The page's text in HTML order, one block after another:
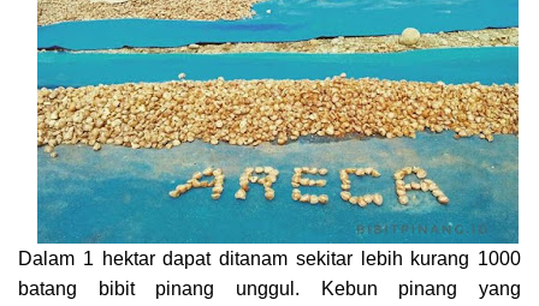
Dalam 1 hektar dapat ditanam sekitar lebih kurang 1000
batang bibit pinang unggul. Kebun pinang yang